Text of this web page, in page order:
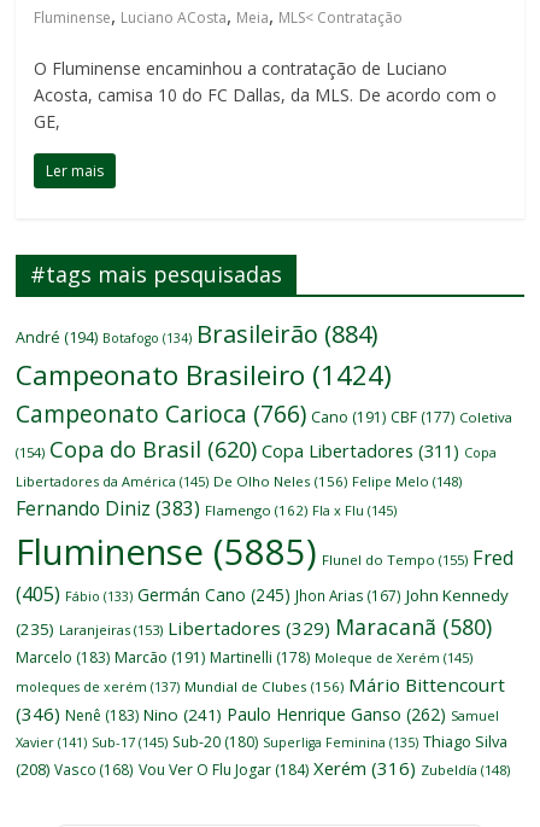
Fluminense, Luciano ACosta, Meia, MLS< Contratação
O Fluminense encaminhou a contratação de Luciano
Acosta, camisa 10 do FC Dallas, da MLS. De acordo com o
GE,
Ler mais
#tags mais pesquisadas
André (194) Botafogo (134) Brasileirão (884)
Campeonato Brasileiro (1424)
Campeonato Carioca (766) Cano (191) CBF (177) Coletiva
(154) Copa do Brasil (620) Copa Libertadores (311) Copa
Libertadores da América (145) De Olho Neles (156) Felipe Melo (148)
Fernando Diniz (383) Flamengo (162) Fla x Flu (145)
Fluminense (5885) Flunel do Tempo (155) Fred
(405) Fábio (133) Germán Cano (245) Jhon Arias (167) John Kennedy
(235) Laranjeiras (153) Libertadores (329) Maracanã (580)
Marcelo (183) Marcão (191) Martinelli (178) Moleque de Xerém (145)
moleques de xerém (137) Mundial de Clubes (156) Mário Bittencourt
(346) Nenê (183) Nino (241) Paulo Henrique Ganso (262) Samuel
Xavier (141) Sub-17 (145) Sub-20 (180) Superliga Feminina (135) Thiago Silva
(208) Vasco (168) Vou Ver O Flu Jogar (184) Xerém (316) Zubeldía (148)